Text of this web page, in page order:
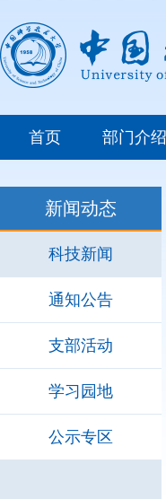
首页 部门介绍
新闻动态
科技新闻
通知公告
支部活动
学习园地
公示专区